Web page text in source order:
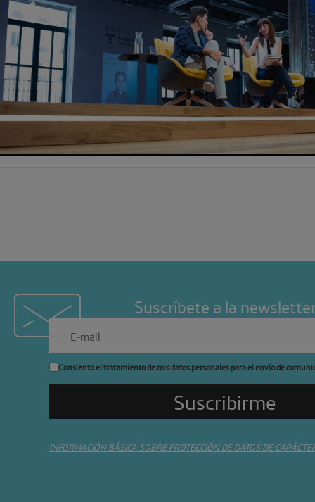
Previous
Suscríbete a la
Consiento el tratamiento de mis datos personales para el envío de
INFORMACIÓN BÁSICA SOBRE PROTECCIÓN DE DATOS DE